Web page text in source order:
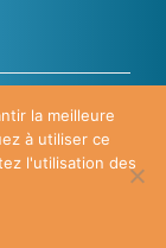
la meilleure
à utiliser ce
l'utilisation des